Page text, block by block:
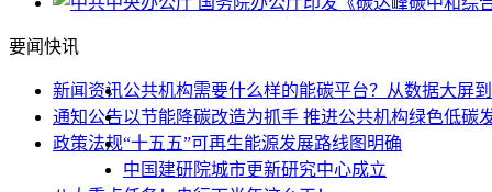
要闻快讯
新闻资讯
通知公告
政策法规
公共机构需要什么样的能碳平台？从数据大屏
以节能降碳改造为抓手 推进公共机构绿色低碳
“十五五”可再生能源发展路线图明确
中国建研院城市更新研究中心成立